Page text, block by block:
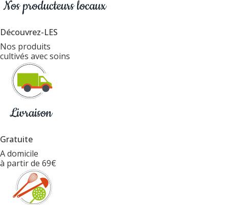
Découvrez-LES
Nos produits
cultivés avec soins
Gratuite
A domicile
à partir de 69€